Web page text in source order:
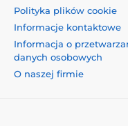
Polityka plików cookie
Informacje kontaktowe
Informacja o
danych osobowych
O naszej firmie